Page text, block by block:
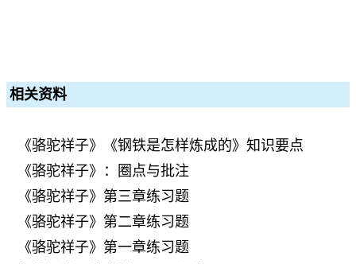
相关资料
《骆驼祥子》《钢铁是怎样炼成的》知识要点
《骆驼祥子》：圈点与批注
《骆驼祥子》第三章练习题
《骆驼祥子》第二章练习题
《骆驼祥子》第一章练习题